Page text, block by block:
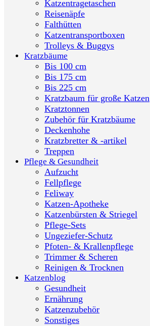
Katzentragetaschen
Reisenäpfe
Falthütten
Katzentransportboxen
Trolleys & Buggys
Kratzbäume
Bis 100 cm
Bis 175 cm
Bis 225 cm
Kratzbaum für große Katzen
Kratztonnen
Zubehör für Kratzbäume
Deckenhohe
Kratzbretter & -artikel
Treppen
Pflege & Gesundheit
Aufzucht
Fellpflege
Feliway
Katzen-Apotheke
Katzenbürsten & Striegel
Pflege-Sets
Ungeziefer-Schutz
Pfoten- & Krallenpflege
Trimmer & Scheren
Reinigen & Trocknen
Katzenblog
Gesundheit
Ernährung
Katzenzubehör
Sonstiges